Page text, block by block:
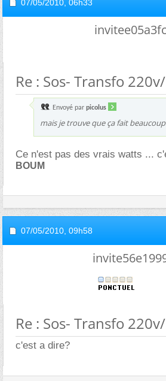
07/05/2010, 06h33
Re : Sos- Transfo
Envoyé par picolus
mais je trouve que ça fait
Ce n'est pas des vrais watts ...
BOUM
07/05/2010, 09h58
Re : Sos- Transfo
c'est a dire?